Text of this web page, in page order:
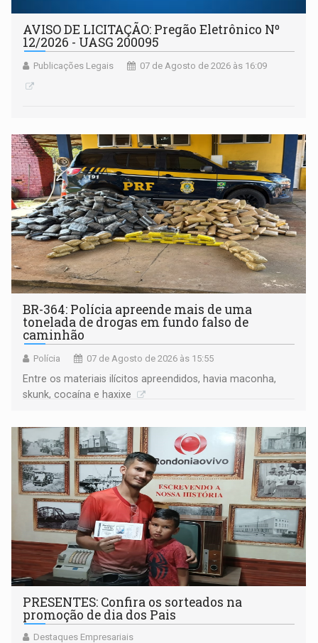
AVISO DE LICITAÇÃO: Pregão Eletrônico Nº
12/2026 - UASG 200095
Publicações Legais 07 de Agosto de 2026 às 16:09
BR-364: Polícia apreende mais de uma
tonelada de drogas em fundo falso de
caminhão
Polícia 07 de Agosto de 2026 às 15:55
Entre os materiais ilícitos apreendidos, havia maconha,
skunk, cocaína e haxixe
PRESENTES: Confira os sorteados na
promoção de dia dos Pais
Destaques Empresariais